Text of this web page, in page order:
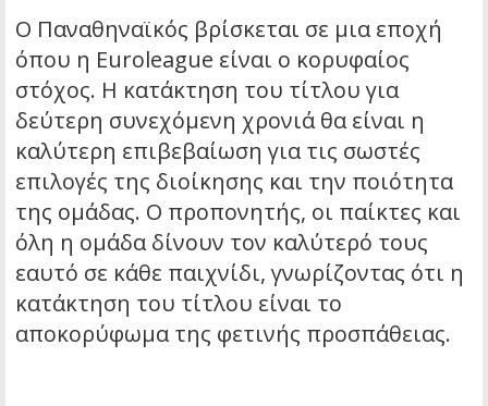
Ο Παναθηναϊκός βρίσκεται σε μια εποχή
όπου η Euroleague είναι ο κορυφαίος
στόχος. Η κατάκτηση του τίτλου για
δεύτερη συνεχόμενη χρονιά θα είναι η
καλύτερη επιβεβαίωση για τις σωστές
επιλογές της διοίκησης και την ποιότητα
της ομάδας. Ο προπονητής, οι παίκτες και
όλη η ομάδα δίνουν τον καλύτερό τους
εαυτό σε κάθε παιχνίδι, γνωρίζοντας ότι η
κατάκτηση του τίτλου είναι το
αποκορύφωμα της φετινής προσπάθειας.